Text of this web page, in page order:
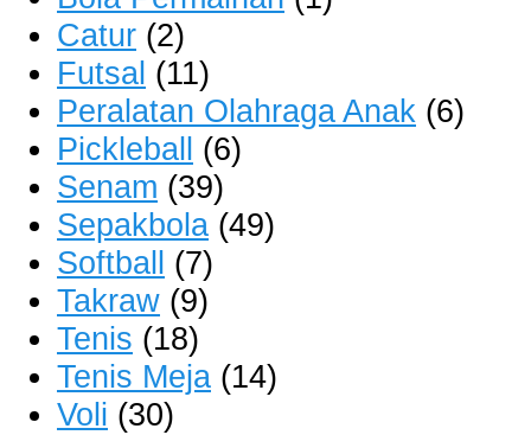
Catur (2)
Futsal (11)
Peralatan Olahraga Anak (6)
Pickleball (6)
Senam (39)
Sepakbola (49)
Softball (7)
Takraw (9)
Tenis (18)
Tenis Meja (14)
Voli (30)